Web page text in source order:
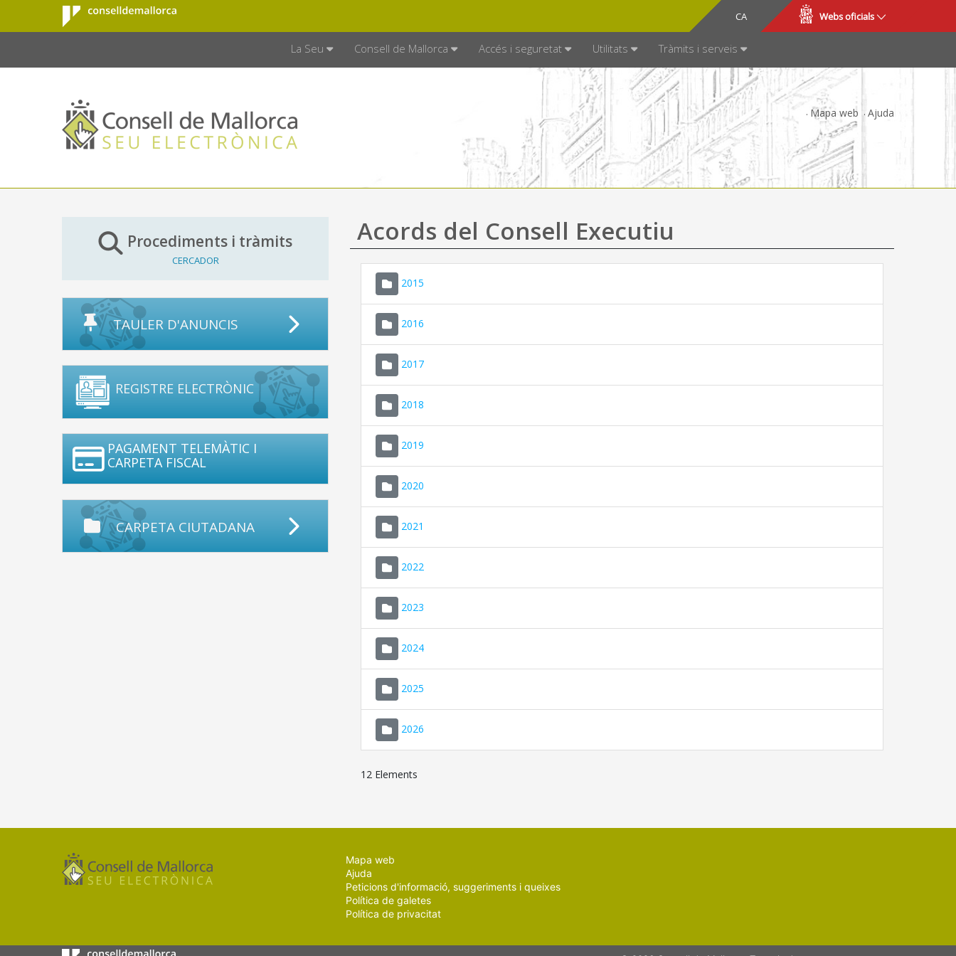
Salta al contingut principal
Consell de
Mallorca
CA
ES Webs oficials
La Seu Consell de Mallorca Accés i seguretat Utilitats Tràmits i serveis
Mapa web Ajuda
Procediments i tràmits
CERCADOR
TAULER D'ANUNCIS
REGISTRE ELECTRÒNIC
PAGAMENT TELEMÀTIC I
CARPETA FISCAL
CARPETA CIUTADANA
Acords del Consell Executiu
2015
2016
2017
2018
2019
2020
2021
2022
2023
2024
2025
2026
12 Elements
Mapa web
Ajuda
Peticions d'informació, suggeriments i queixes
Política de galetes
Política de privacitat